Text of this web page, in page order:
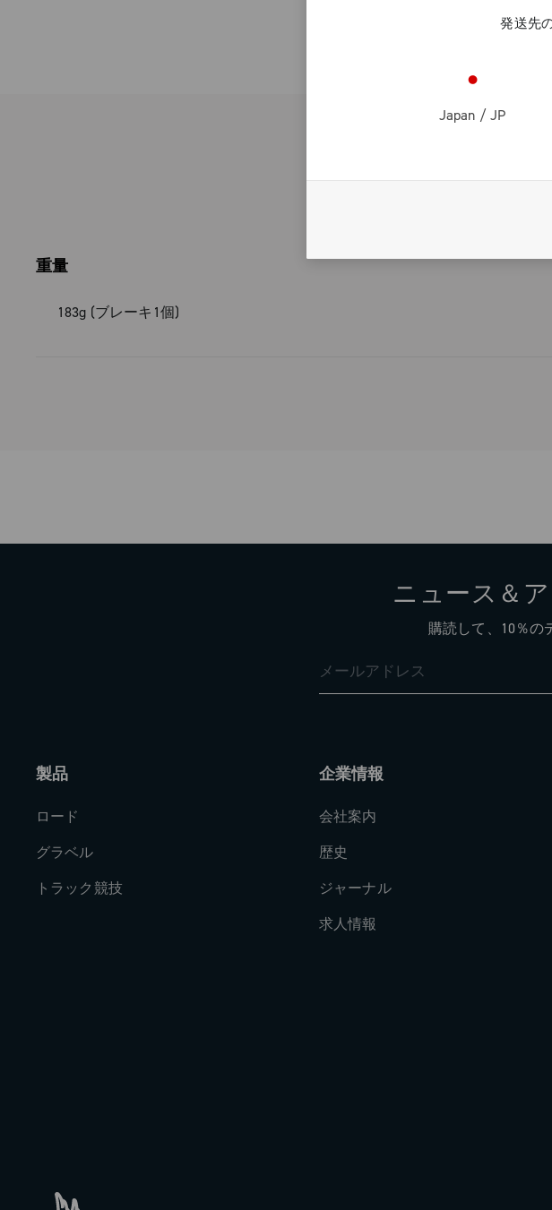
発送先
Japan /JP
ン・ブレーキ・デザインから
っています。また、非常に高
も注目すべき点です。
ダイレクト・マウント・ブレ
ハイ・パフォーマンスなカン
エアロダイナミック設計：
重量
183g (ブレーキ1個)
ニュース＆
購読して、10％の
製品
ロード
グラベル
トラック競技
企業情報
会社案内
歴史
ジャーナル
求人情報